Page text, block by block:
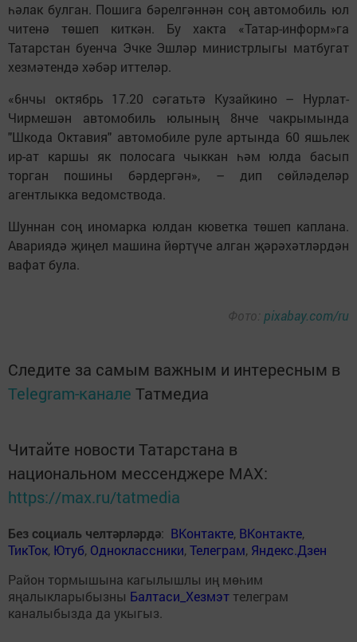
һәлак булган. Пошига бәрелгәннән соң автомобиль юл
читенә төшеп киткән. Бу хакта «Татар-информ»га
Татарстан буенча Эчке Эшләр министрлыгы матбугат
хезмәтендә хәбәр иттеләр.
«6нчы октябрь 17.20 сәгатьтә Кузайкино – Нурлат-
Чирмешән автомобиль юлының 8нче чакрымында
"Шкода Октавия" автомобиле руле артында 60 яшьлек
ир-ат каршы як полосага чыккан һәм юлда басып
торган пошины бәрдергән», – дип сөйләделәр
агентлыкка ведомствода.
Шуннан соң иномарка юлдан кюветка төшеп каплана.
Авариядә җиңел машина йөртүче алган җәрәхәтләрдән
вафат була.
Фото: pixabay.com/ru
Следите за самым важным и интересным в
Telegram-канале Татмедиа
Читайте новости Татарстана в
национальном мессенджере MАХ:
https://max.ru/tatmedia
Без социаль челтәрләрдә: ВКонтакте, ВКонтакте,
ТикТок, Ютуб, Одноклассники,Телеграм, Яндекс.Дзен
Район тормышына кагылышлы иң мөһим
яңалыкларыбызны Балтаси_Хезмэт телеграм
каналыбызда да укыгыз.